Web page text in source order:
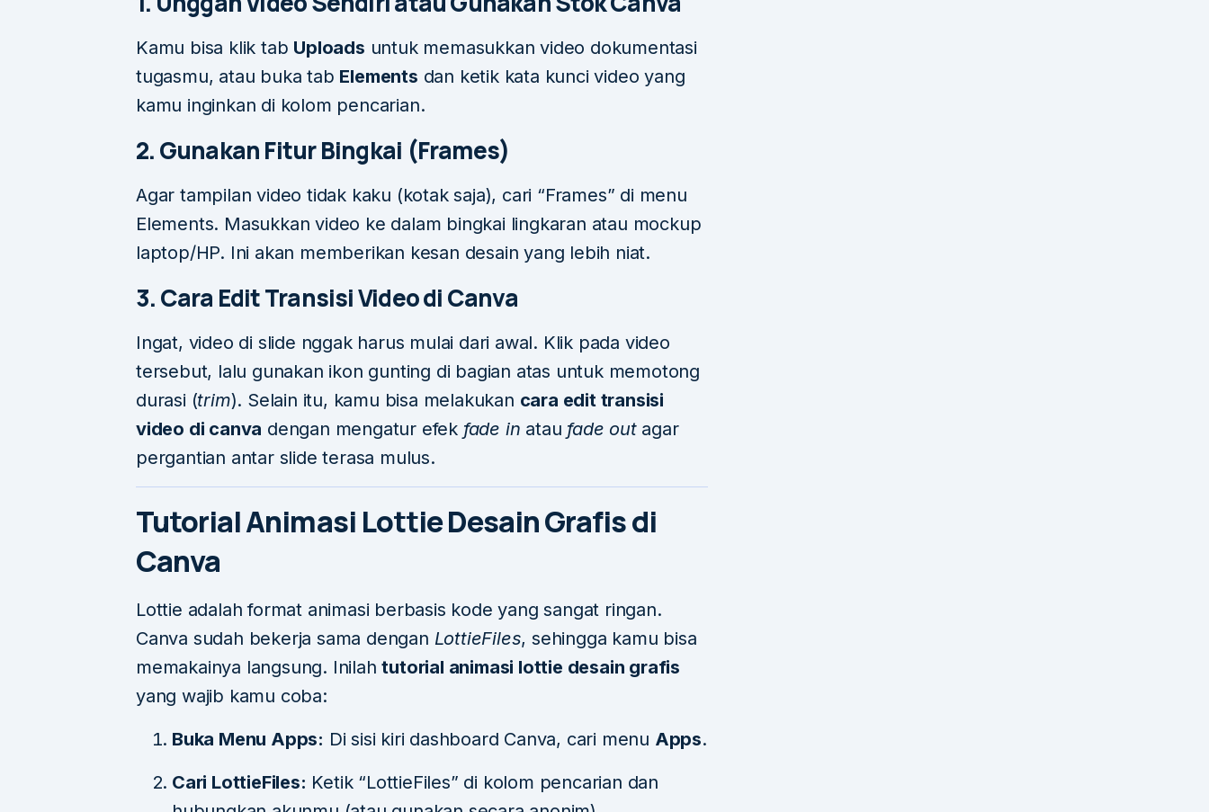
Kamu bisa klik tab Uploads untuk memasukkan video dokumentasi
tugasmu, atau buka tab Elements dan ketik kata kunci video yang
kamu inginkan di kolom pencarian.
2. Gunakan Fitur Bingkai (Frames)
Agar tampilan video tidak kaku (kotak saja), cari “Frames” di menu
Elements. Masukkan video ke dalam bingkai lingkaran atau mockup
laptop/HP. Ini akan memberikan kesan desain yang lebih niat.
3. Cara Edit Transisi Video di Canva
Ingat, video di slide nggak harus mulai dari awal. Klik pada video
tersebut, lalu gunakan ikon gunting di bagian atas untuk memotong
durasi (trim). Selain itu, kamu bisa melakukan cara edit transisi
video di canva dengan mengatur efek fade in atau fade outagar
pergantian antar slide terasa mulus.
Tutorial Animasi Lottie Desain Grafis di
Canva
Lottie adalah format animasi berbasis kode yang sangat ringan.
Canva sudah bekerja sama dengan LottieFiles, sehingga kamu bisa
memakainya langsung. Inilahtutorial animasi lottie desain grafis
yang wajib kamu coba:
Buka Menu Apps: Di sisi kiri dashboard Canva, cari menu Apps.
Cari LottieFiles: Ketik “LottieFiles” di kolom pencarian dan